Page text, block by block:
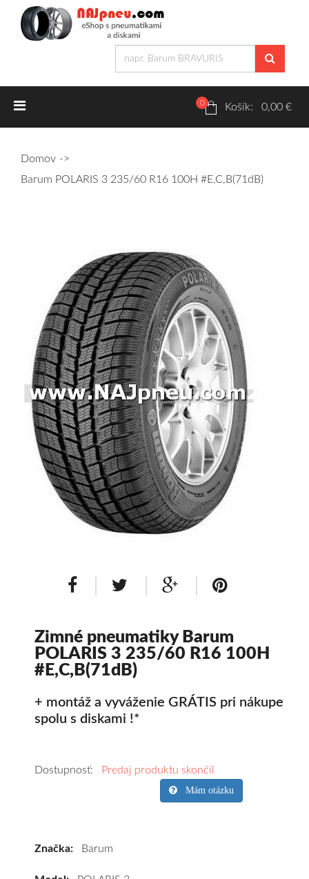
Letné pneumatiky
Osobné/crossover + malé úžitkové
SUV/crossover + OFFRoad-ové
Dodávkové + malé úžitkové
Celoročné pneumatiky
Osobné/crossover + malé úžitkové
SUV/crossover + OFFRoad-ové
Dodávkové + malé úžitkové
Disky
Hliníkové / ALU disky / Elektróny
0 Košík: 0,00 €
Domov
Barum POLARIS 3 235/60 R16 100H #E,C,B(71dB)
Zimné pneumatiky Barum
POLARIS 3 235/60 R16 100H
#E,C,B(71dB)
+ montáž a vyváženie GRÁTIS pri nákupe
spolu s diskami !*
zimné
Barum
Dostupnosť: Predaj produktu skončil
Mám otázku
Značka: Barum